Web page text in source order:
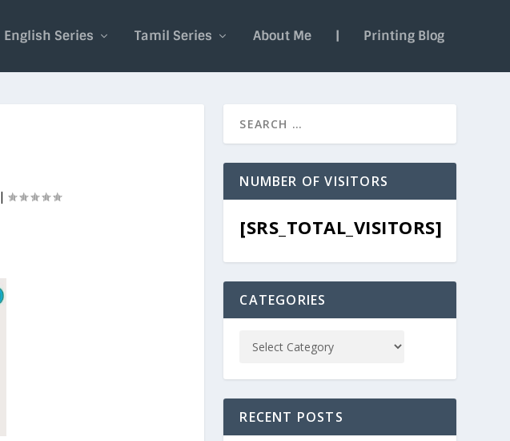
English Series Tamil Series About Me | Printing Blog
|
NUMBER OF VISITORS
[SRS_TOTAL_VISITORS]
CATEGORIES
RECENT POSTS